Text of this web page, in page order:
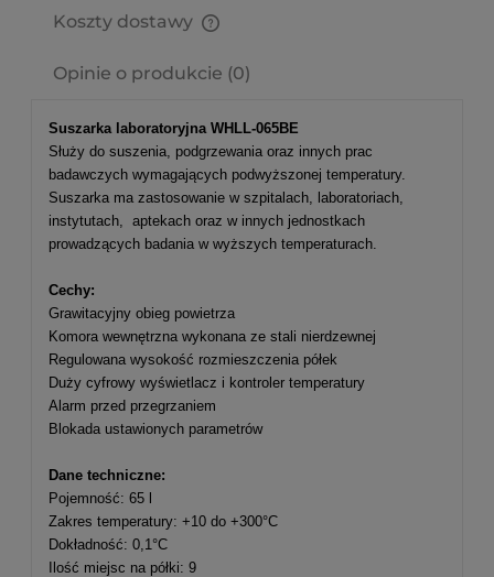
Koszty dostawy
Opinie o produkcie (0)
Suszarka laboratoryjna WHLL-065BE
Służy do suszenia, podgrzewania oraz innych prac
badawczych wymagających podwyższonej temperatury.
Suszarka ma zastosowanie w szpitalach, laboratoriach,
instytutach, aptekach oraz w innych jednostkach
prowadzących badania w wyższych temperaturach.
Cechy:
Grawitacyjny obieg powietrza
Komora wewnętrzna wykonana ze stali nierdzewnej
Regulowana wysokość rozmieszczenia półek
Duży cyfrowy wyświetlacz i kontroler temperatury
Alarm przed przegrzaniem
Blokada ustawionych parametrów
Dane techniczne:
Pojemność: 65 l
Zakres temperatury: +10 do +300°C
Dokładność: 0,1°C
Ilość miejsc na półki: 9